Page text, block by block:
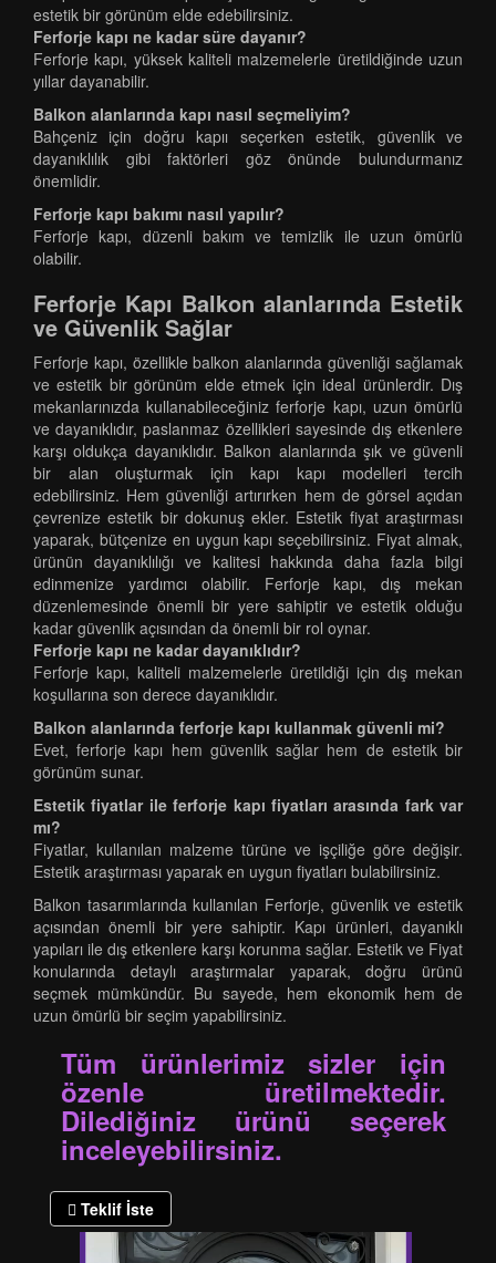
estetik bir görünüm elde edebilirsiniz.
Ferforje kapı ne kadar süre dayanır?
Ferforje kapı, yüksek kaliteli malzemelerle üretildiğinde uzun
yıllar dayanabilir.
Balkon alanlarında kapı nasıl seçmeliyim?
Bahçeniz için doğru kapıı seçerken estetik, güvenlik ve
dayanıklılık gibi faktörleri göz önünde bulundurmanız
önemlidir.
Ferforje kapı bakımı nasıl yapılır?
Ferforje kapı, düzenli bakım ve temizlik ile uzun ömürlü
olabilir.
Ferforje Kapı Balkon alanlarında Estetik
ve Güvenlik Sağlar
Ferforje kapı, özellikle balkon alanlarında güvenliği sağlamak
ve estetik bir görünüm elde etmek için ideal ürünlerdir. Dış
mekanlarınızda kullanabileceğiniz ferforje kapı, uzun ömürlü
ve dayanıklıdır, paslanmaz özellikleri sayesinde dış etkenlere
karşı oldukça dayanıklıdır. Balkon alanlarında şık ve güvenli
bir alan oluşturmak için kapı kapı modelleri tercih
edebilirsiniz. Hem güvenliği artırırken hem de görsel açıdan
çevrenize estetik bir dokunuş ekler. Estetik fiyat araştırması
yaparak, bütçenize en uygun kapı seçebilirsiniz. Fiyat almak,
ürünün dayanıklılığı ve kalitesi hakkında daha fazla bilgi
edinmenize yardımcı olabilir. Ferforje kapı, dış mekan
düzenlemesinde önemli bir yere sahiptir ve estetik olduğu
kadar güvenlik açısından da önemli bir rol oynar.
Ferforje kapı ne kadar dayanıklıdır?
Ferforje kapı, kaliteli malzemelerle üretildiği için dış mekan
koşullarına son derece dayanıklıdır.
Balkon alanlarında ferforje kapı kullanmak güvenli mi?
Evet, ferforje kapı hem güvenlik sağlar hem de estetik bir
görünüm sunar.
Estetik fiyatlar ile ferforje kapı fiyatları arasında fark var
mı?
Fiyatlar, kullanılan malzeme türüne ve işçiliğe göre değişir.
Estetik araştırması yaparak en uygun fiyatları bulabilirsiniz.
Balkon tasarımlarında kullanılan Ferforje, güvenlik ve estetik
açısından önemli bir yere sahiptir. Kapı ürünleri, dayanıklı
yapıları ile dış etkenlere karşı korunma sağlar. Estetik ve Fiyat
konularında detaylı araştırmalar yaparak, doğru ürünü
seçmek mümkündür. Bu sayede, hem ekonomik hem de
uzun ömürlü bir seçim yapabilirsiniz.
Tüm ürünlerimiz sizler için
özenle üretilmektedir.
Dilediğiniz ürünü seçerek
inceleyebilirsiniz.
Teklif İste